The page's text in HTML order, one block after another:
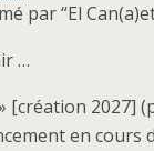
par “El
…
[création 2027]
en